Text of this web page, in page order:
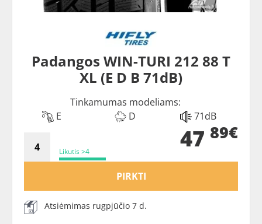
Padangos WIN-TURI 212 88 T
XL (E D B 71dB)
Tinkamumas modeliams:
E
D 71dB
Likutis >4 47 89€
PIRKTI
Atsiėmimas rugpjūčio 7 d.